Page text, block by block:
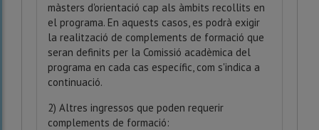
màsters d'orientació cap als àmbits recollits en
el programa. En aquests casos, es podrà exigir
la realització de complements de formació que
seran definits per la Comissió acadèmica del
programa en cada cas específic, com s'indica a
continuació.
2) Altres ingressos que poden requerir
complements de formació: